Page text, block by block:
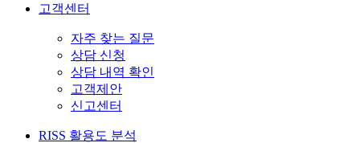
고객센터
자주 찾는 질문
상담 신청
상담 내역 확인
고객제안
신고센터
RISS 활용도 분석